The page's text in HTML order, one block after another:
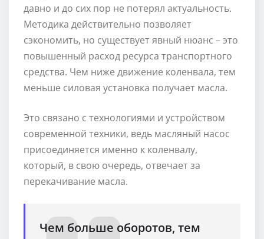
давно и до сих пор не потерял актуальность.
Методика действительно позволяет
сэкономить, но существует явный нюанс – это
повышенный расход ресурса транспортного
средства. Чем ниже движение коленвала, тем
меньше силовая установка получает масла.
Это связано с технологиями и устройством
современной техники, ведь масляный насос
присоединяется именно к коленвалу,
который, в свою очередь, отвечает за
перекачивание масла.
Чем больше оборотов, тем